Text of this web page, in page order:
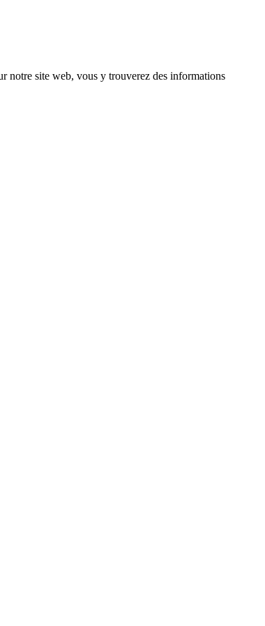
notre site web, vous y trouverez des informations